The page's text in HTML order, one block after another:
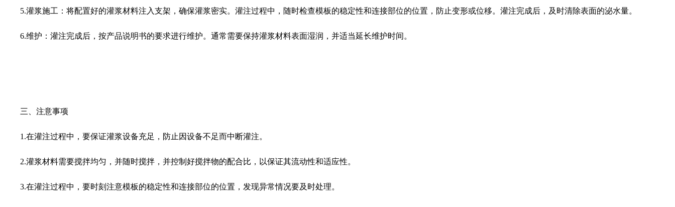
5.灌浆施工：将配置好的灌浆材料注入支架，确保灌浆密实。灌注过程中，随时检查模板的稳定性和连接部位的位置，防止变形或位移。灌注完成后，及时清除表面的泌水量。
6.维护：灌注完成后，按产品说明书的要求进行维护。通常需要保持灌浆材料表面湿润，并适当延长维护时间。
三、注意事项
1.在灌注过程中，要保证灌浆设备充足，防止因设备不足而中断灌注。
2.灌浆材料需要搅拌均匀，并随时搅拌，并控制好搅拌物的配合比，以保证其流动性和适应性。
3.在灌注过程中，要时刻注意模板的稳定性和连接部位的位置，发现异常情况要及时处理。